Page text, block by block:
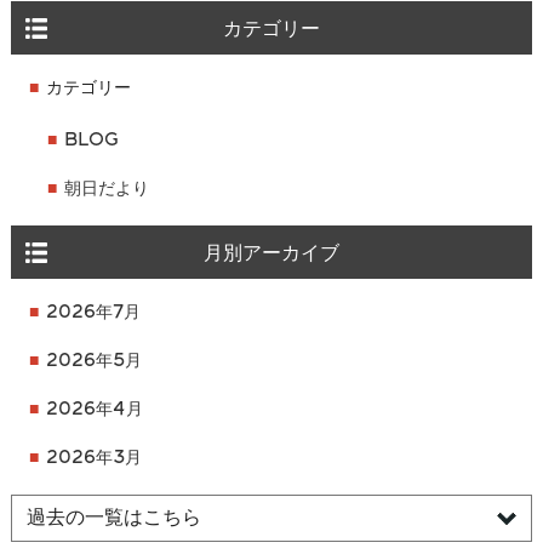
カテゴリー
カテゴリー
BLOG
朝日だより
月別アーカイブ
2026年7月
2026年5月
2026年4月
2026年3月